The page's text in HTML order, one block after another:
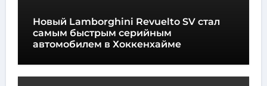
Новый Lamborghini Revuelto SV стал
самым быстрым серийным
автомобилем в Хоккенхайме